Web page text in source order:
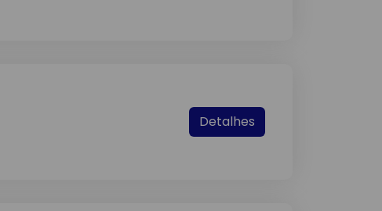
Detalhes